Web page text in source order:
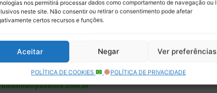
nos permitirá processar dados como comportamento de navegação ou
neste site. Não consentir ou retirar o consentimento pode afetar
certos recursos e funções.
Aceitar Negar Ver preferências
POLÍTICA DE COOKIES POLÍTICA DE PRIVACIDADE
considere ser um apoiador do Boletim do Paddock
o link do BP:
BP na Amazon
| E-mail | Google Podcasts